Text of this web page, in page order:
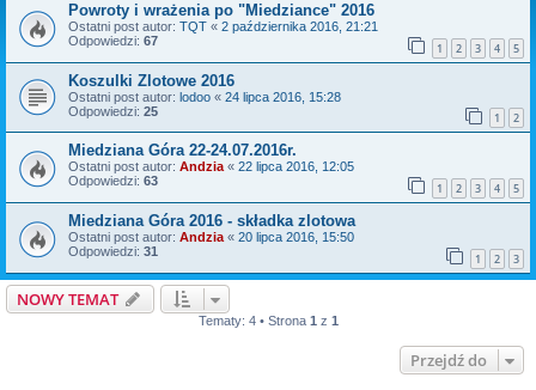
Powroty i wrażenia po "Miedziance" 2016
Ostatni post autor: TQT « 2 października 2016, 21:21
Odpowiedzi: 67 1 2 3 4 5
Koszulki Zlotowe 2016
Ostatni post autor: lodoo « 24 lipca 2016, 15:28
Odpowiedzi: 25 1 2
Miedziana Góra 22-24.07.2016r.
Ostatni post autor: Andzia « 22 lipca 2016, 12:05
Odpowiedzi: 63 1 2 3 4 5
Miedziana Góra 2016 - składka zlotowa
Ostatni post autor: Andzia « 20 lipca 2016, 15:50
Odpowiedzi: 31 1 2 3
NOWY TEMAT
Tematy: 4 • Strona 1 z 1
Przejdź do